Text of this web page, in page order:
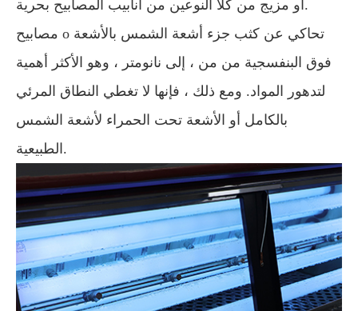
أو مزيج من كلا النوعين من أنابيب المصابيح بحرية.
مصابيح o تحاكي عن كثب جزء أشعة الشمس بالأشعة
فوق البنفسجية من من ، إلى نانومتر ، وهو الأكثر أهمية
لتدهور المواد. ومع ذلك ، فإنها لا تغطي النطاق المرئي
بالكامل أو الأشعة تحت الحمراء لأشعة الشمس
الطبيعية.